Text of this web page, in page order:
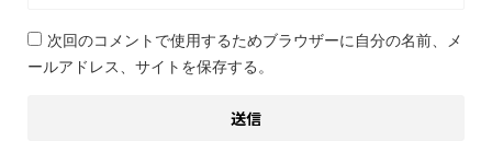
次回のコメントで使用するためブラウザーに自分の名前、メ
ールアドレス、サイトを保存する。